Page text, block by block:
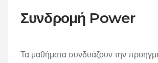
Συνδρομή Power
Τα μαθήματα συνδυάζουν την